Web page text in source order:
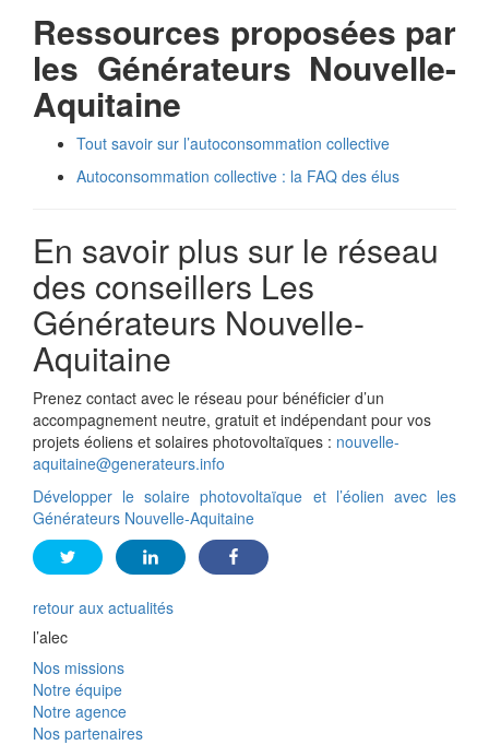
Ressources proposées par
les Générateurs Nouvelle-
Aquitaine
Tout savoir sur l’autoconsommation collective
Autoconsommation collective : la FAQ des élus
En savoir plus sur le réseau
des conseillers Les
Générateurs Nouvelle-
Aquitaine
Prenez contact avec le réseau pour bénéficier d’un
accompagnement neutre, gratuit et indépendant pour vos
projets éoliens et solaires photovoltaïques : nouvelle-
aquitaine@generateurs.info
Développer le solaire photovoltaïque et l’éolien avec les
Générateurs Nouvelle-Aquitaine
retour aux actualités
l’alec
Nos missions
Notre équipe
Notre agence
Nos partenaires